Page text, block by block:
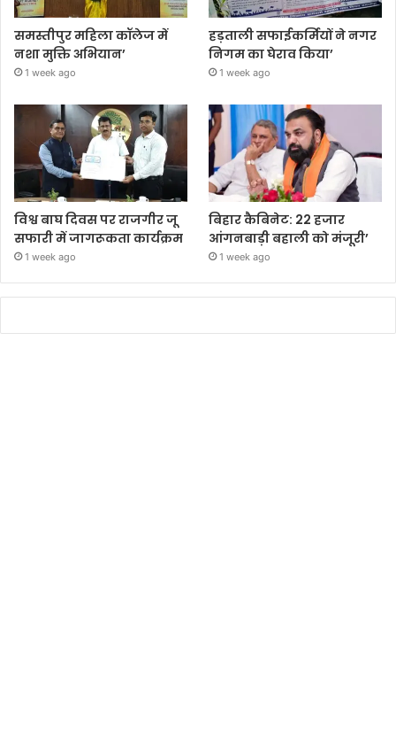
समस्तीपुर महिला कॉलेज में
नशा मुक्ति अभियान’
1 week ago
हड़ताली सफाईकर्मियों ने नगर
निगम का घेराव किया’
1 week ago
विश्व बाघ दिवस पर राजगीर जू
सफारी में जागरूकता कार्यक्रम
1 week ago
बिहार कैबिनेट: 22 हजार
आंगनबाड़ी बहाली को मंजूरी’
1 week ago